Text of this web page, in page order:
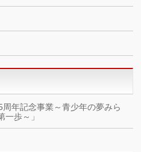
周年記念事業～青少年の夢みら
歩～」